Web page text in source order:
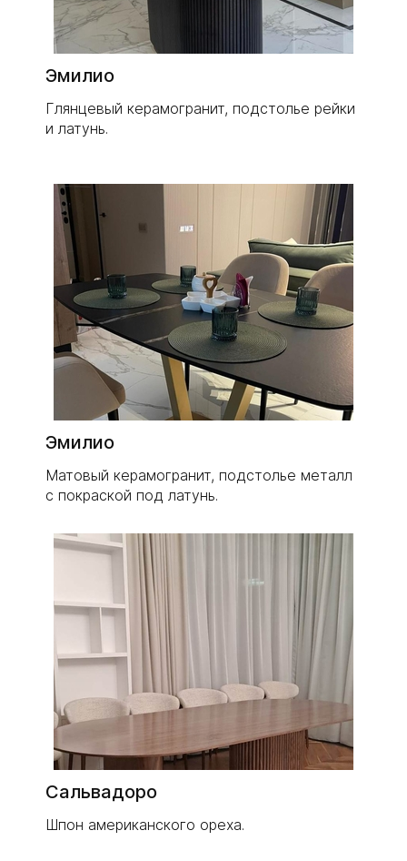
Эмилио​
Глянцевый керамогранит, подстолье рейки
и латунь.
Эмилио
Матовый керамогранит, подстолье металл
с покраской под латунь.
Сальвадоро
Шпон американского ореха.